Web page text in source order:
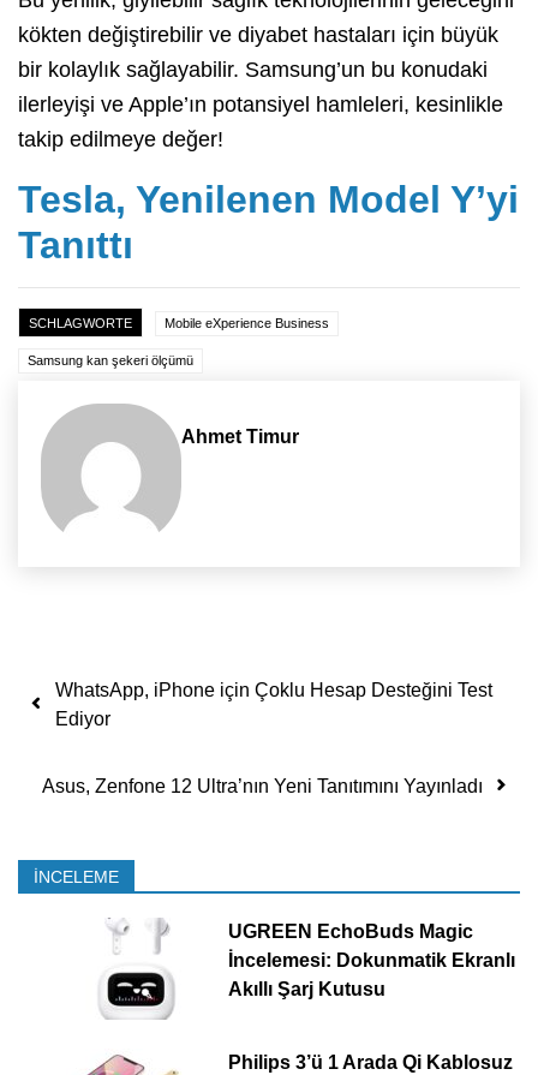
kökten değiştirebilir ve diyabet hastaları için büyük
bir kolaylık sağlayabilir. Samsung’un bu konudaki
ilerleyişi ve Apple’ın potansiyel hamleleri, kesinlikle
takip edilmeye değer!
Tesla, Yenilenen Model Y’yi
Tanıttı
SCHLAGWORTE Mobile eXperience Business
Samsung kan şekeri ölçümü
Ahmet Timur
Yazı dolaşımı
WhatsApp, iPhone için Çoklu Hesap Desteğini Test
Ediyor
Asus, Zenfone 12 Ultra’nın Yeni Tanıtımını Yayınladı
İNCELEME
UGREEN EchoBuds Magic
İncelemesi: Dokunmatik Ekranlı
Akıllı Şarj Kutusu
Philips 3’ü 1 Arada Qi Kablosuz